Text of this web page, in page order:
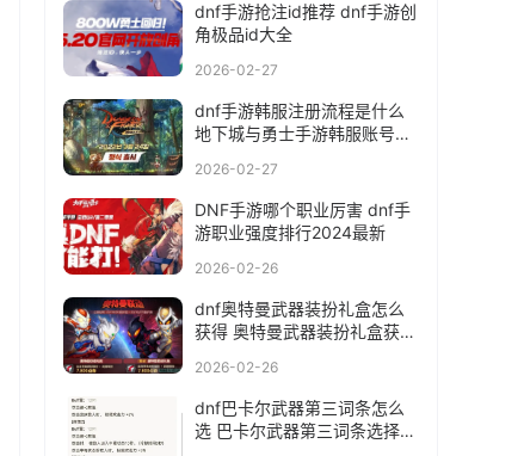
dnf手游抢注id推荐 dnf手游创
角极品id大全
2026-02-27
dnf手游韩服注册流程是什么
地下城与勇士手游韩服账号注
2026-02-27
DNF手游哪个职业厉害 dnf手
游职业强度排行2024最新
2026-02-26
dnf奥特曼武器装扮礼盒怎么
获得 奥特曼武器装扮礼盒获取
2026-02-26
dnf巴卡尔武器第三词条怎么
选 巴卡尔武器第三词条选择推